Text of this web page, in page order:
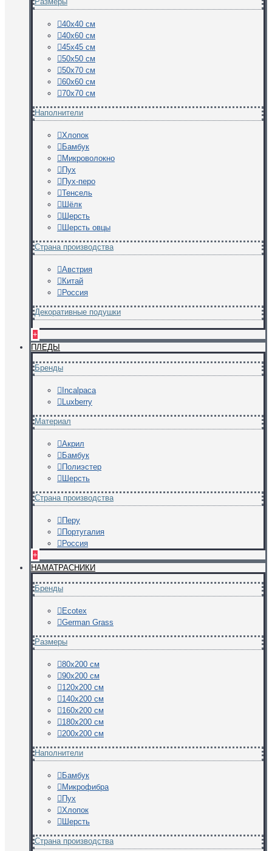
40х40 см
40х60 см
45х45 см
50х50 см
50х70 см
60х60 см
70х70 см
Наполнители
Хлопок
Бамбук
Микроволокно
Пух
Пух-перо
Тенсель
Шёлк
Шерсть
Шерсть овцы
Страна производства
Австрия
Китай
Россия
Декоративные подушки
+
ПЛЕДЫ
Бренды
Incalpaca
Luxberry
Материал
Акрил
Бамбук
Полиэстер
Шерсть
Страна производства
Перу
Португалия
Россия
+
НАМАТРАСНИКИ
Бренды
Ecotex
German Grass
Размеры
80х200 см
90х200 см
120х200 см
140х200 см
160х200 см
180х200 см
200х200 см
Наполнители
Бамбук
Микрофибра
Пух
Хлопок
Шерсть
Страна производства